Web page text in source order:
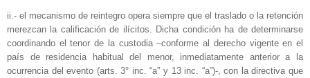
ii.- el mecanismo de reintegro opera siempre que el traslado o la retención
merezcan la calificación de ilícitos. Dicha condición ha de determinarse
coordinando el tenor de la custodia –conforme al derecho vigente en el
país de residencia habitual del menor, inmediatamente anterior a la
ocurrencia del evento (arts. 3° inc. “a” y 13 inc. “a”)-, con la directiva que